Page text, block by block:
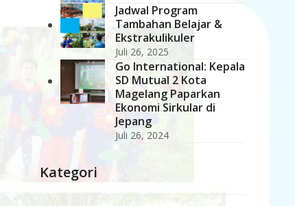
Jadwal Program
Tambahan Belajar &
Ekstrakulikuler
Juli 26, 2025
Go International: Kepala
SD Mutual 2 Kota
Magelang Paparkan
Ekonomi Sirkular di
Jepang
Juli 26, 2024
Kategori